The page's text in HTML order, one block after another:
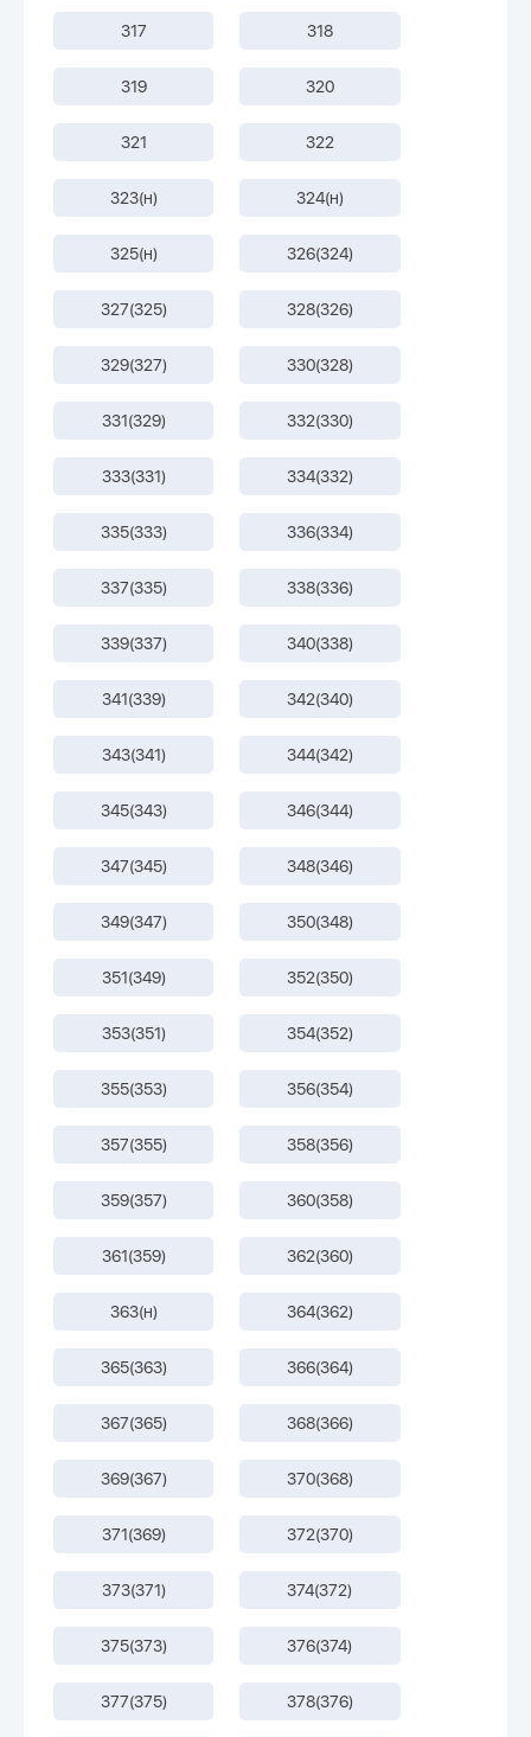
317 318
319 320
321 322
323(н) 324(н)
325(н) 326(324)
327(325) 328(326)
329(327) 330(328)
331(329) 332(330)
333(331) 334(332)
335(333) 336(334)
337(335) 338(336)
339(337) 340(338)
341(339) 342(340)
343(341) 344(342)
345(343) 346(344)
347(345) 348(346)
349(347) 350(348)
351(349) 352(350)
353(351) 354(352)
355(353) 356(354)
357(355) 358(356)
359(357) 360(358)
361(359) 362(360)
363(н) 364(362)
365(363) 366(364)
367(365) 368(366)
369(367) 370(368)
371(369) 372(370)
373(371) 374(372)
375(373) 376(374)
377(375) 378(376)